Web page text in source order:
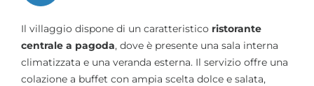
Il villaggio dispone di un caratteristico ristorante
centrale a pagoda, dove è presente una sala interna
climatizzata e una veranda esterna. Il servizio offre una
colazione a buffet con ampia scelta dolce e salata,